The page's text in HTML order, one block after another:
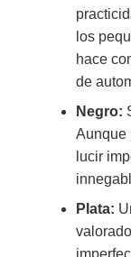
los
hace
de
Negro:
Aunque
lucir
Plata: